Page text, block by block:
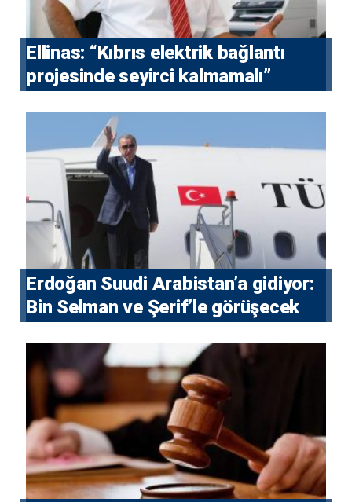
Ellinas: “Kıbrıs elektrik bağlantı
projesinde seyirci kalmamalı”
Erdoğan Suudi Arabistan’a gidiyor:
Bin Selman ve Şerif’le görüşecek